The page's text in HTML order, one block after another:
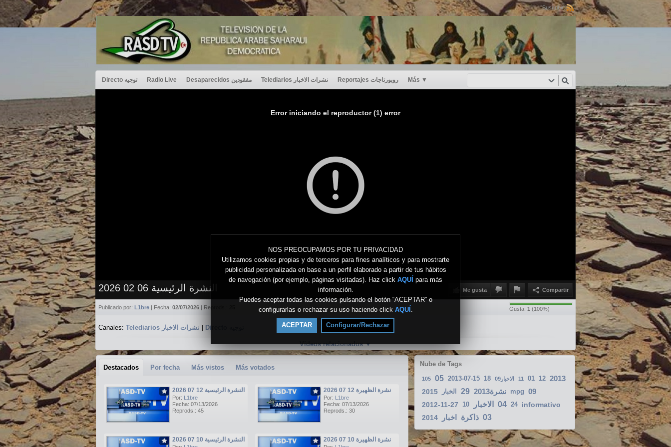
NOS PREOCUPAMOS POR TU PRIVACIDAD
Utilizamos cookies propias y de terceros para fines analíticos y para mostrarte
publicidad personalizada en base a un perfil elaborado a partir de tus hábitos
de navegación (por ejemplo, páginas visitadas). Haz click AQUÍ para más
información.
Puedes aceptar todas las cookies pulsando el botón “ACEPTAR” o
configurarlas o rechazar su uso haciendo click AQUÍ .
ACEPTAR Configurar/Rechazar
Suscribir:
Directo توجيه Radio Live Desaparecidos مفقودين Telediarios نشرات الاخبار Reportajes روبورتاجات Más ▼
Error iniciando el reproductor (1) error
Me gusta Compartir النشرة الرئيسية 06 02 2026
Gusta: 1 (100%)
Publicado por: L1bre | Fecha: 02/07/2026 | Reprods.:
Canales: Telediarios نشرات الاخبار
Vídeos relacionados▼
Nube de Tags
105 05 2013-07-15 18 الاخبار09 11 01 12 2013
2015 الخبار 29 2013نشرة mpg 09
2012-11-27 10 الاخبار 04 24 informativo
2014
اخبار ذاكرة 03
Destacados Por fecha Más vistos Más votados
النشرة الرئيسية 12 07 2026
Por: L1bre
Fecha: 07/13/2026
Reprods.: 45
نشرة الظهيرة 12 07 2026
Por: L1bre
Fecha: 07/13/2026
Reprods.: 30
النشرة الرئيسية 10 07 2026 نشرة الظهيرة 10 07 2026